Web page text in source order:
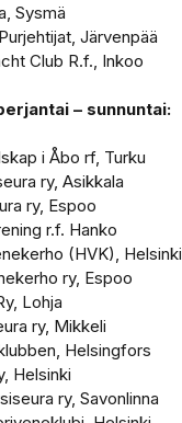
Sysmä
Järvenpää
Club R.f., Inkoo
– sunnuntai:
i Åbo rf, Turku
ry, Asikkala
ry, Espoo
r.f. Hanko
(HVK), Helsinki
ry, Espoo
Lohja
ry, Mikkeli
Helsingfors
Helsinki
ry, Savonlinna